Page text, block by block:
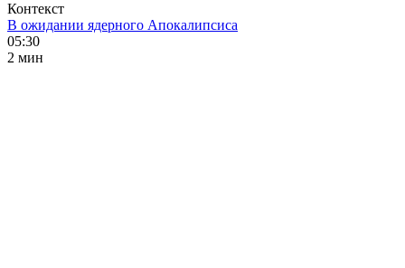
Контекст
В ожидании ядерного Апокалипсиса
05:30
2 мин